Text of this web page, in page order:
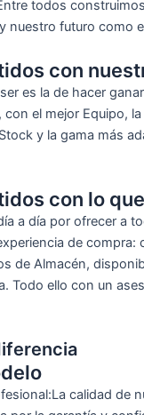
todos
nuestro futuro como
con
es la de hacer
el mejor Equipo,
y la gama más
con lo
a día por ofrecer a
de compra:
de Almacén,
Todo ello con un
calidad de